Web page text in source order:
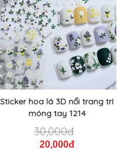
Sticker hoa lá 3D nổi trang trí
móng tay 1214
30,000đ
20,000đ